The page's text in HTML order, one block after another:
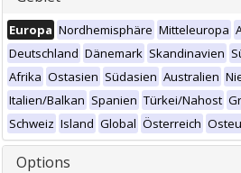
Europa Nordhemisphäre Mitteleuropa
Deutschland Dänemark Skandinavien
Afrika Ostasien Südasien Australien
Italien/Balkan Spanien Türkei/Nahost
Schweiz Island Global Österreich
Options